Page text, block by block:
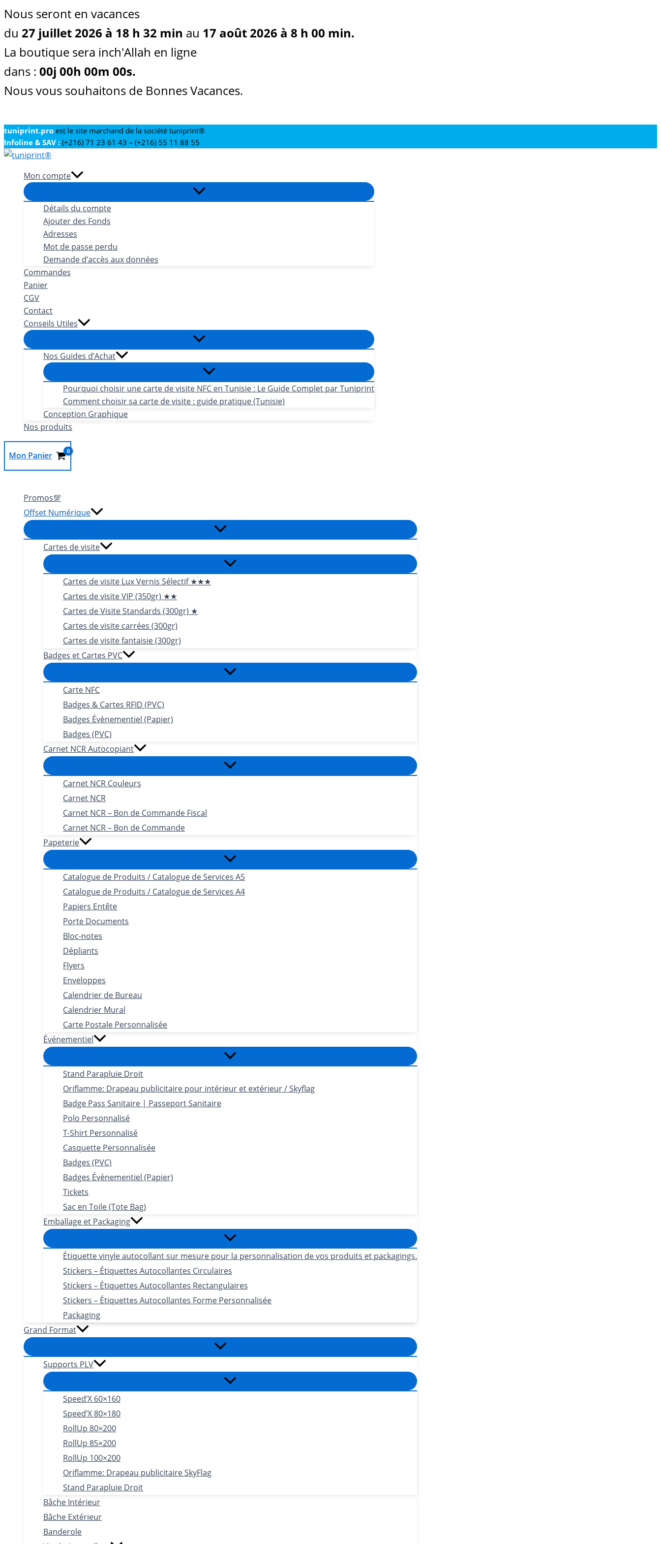
Nous seront en vacances
du 27 juillet 2026 à 18 h 32 min au 17 août 2026 à 8 h 00 min.
La boutique sera inch'Allah en ligne
dans : 00j 00h 00m 00s.
Nous vous souhaitons de Bonnes Vacances.
Aller
au
contenu
tuniprint.pro est le site marchand de la société tuniprint®
Infoline & SAV : (+216) 71 23 61 43 – (+216) 55 11 88 55
Mon compte
Détails du compte
Ajouter des Fonds
Adresses
Mot de passe perdu
Demande d’accès aux données
Commandes
Panier
CGV
Contact
Conseils Utiles
Nos Guides d’Achat
Pourquoi choisir une carte de visite NFC en Tunisie : Le Guide Complet par Tuniprint
Comment choisir sa carte de visite : guide pratique (Tunisie)
Conception Graphique
Nos produits
Mon Panier
Promos💯
Offset Numérique
Cartes de visite
Cartes de visite Lux Vernis Sélectif ★★★
Cartes de visite VIP (350gr) ★★
Cartes de Visite Standards (300gr) ★
Cartes de visite carrées (300gr)
Cartes de visite fantaisie (300gr)
Badges et Cartes PVC
Carte NFC
Badges & Cartes RFID (PVC)
Badges Évènementiel (Papier)
Badges (PVC)
Carnet NCR Autocopiant
Carnet NCR Couleurs
Carnet NCR
Carnet NCR – Bon de Commande Fiscal
Carnet NCR – Bon de Commande
Papeterie
Catalogue de Produits / Catalogue de Services A5
Catalogue de Produits / Catalogue de Services A4
Papiers Entête
Porte Documents
Bloc-notes
Dépliants
Flyers
Enveloppes
Calendrier de Bureau
Calendrier Mural
Carte Postale Personnalisée
Événementiel
Stand Parapluie Droit
Oriflamme: Drapeau publicitaire pour intérieur et extérieur / Skyflag
Badge Pass Sanitaire | Passeport Sanitaire
Polo Personnalisé
T-Shirt Personnalisé
Casquette Personnalisée
Badges (PVC)
Badges Évènementiel (Papier)
Tickets
Sac en Toile (Tote Bag)
Emballage et Packaging
Étiquette vinyle autocollant sur mesure pour la personnalisation de vos produits et packagings.
Stickers – Étiquettes Autocollantes Circulaires
Stickers – Étiquettes Autocollantes Rectangulaires
Stickers – Étiquettes Autocollantes Forme Personnalisée
Packaging
Grand Format
Supports PLV
Speed’X 60×160
Speed’X 80×180
RollUp 80×200
RollUp 85×200
RollUp 100×200
Oriflamme: Drapeau publicitaire SkyFlag
Stand Parapluie Droit
Bâche Intérieur
Bâche Extérieur
Banderole